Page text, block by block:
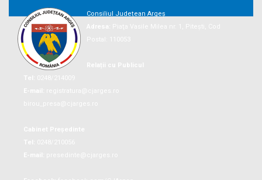
Consiliul Județean Argeș